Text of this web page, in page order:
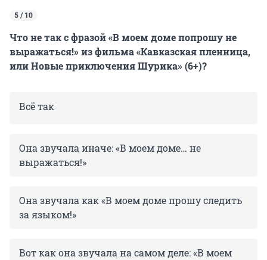
5 / 10
Что не так с фразой «В моем доме попрошу не
выражаться!» из фильма «Кавказская пленница,
или Новые приключения Шурика» (6+)?
Всё так
Она звучала иначе: «В моем доме… не
выражаться!»
Она звучала как «В моем доме прошу следить
за языком!»
Вот как она звучала на самом деле: «В моем